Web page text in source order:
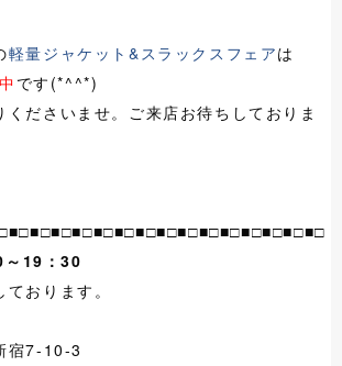
軽量ジャケット&スラックスフェアは
です(*^^*)
くださいませ。ご来店お待ちしておりま
19：30
おります。
宿7-10-3